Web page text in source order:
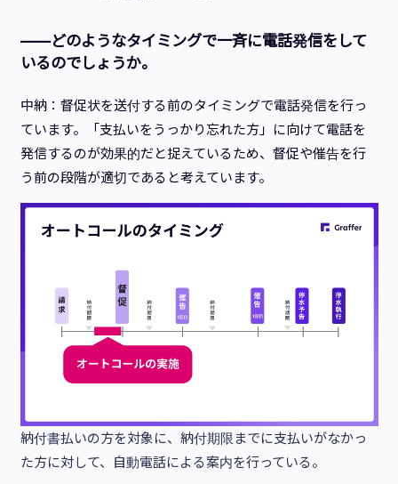
——どのようなタイミングで一斉に電話発信をして
いるのでしょうか。
中納：督促状を送付する前のタイミングで電話発信を行っ
ています。「支払いをうっかり忘れた方」に向けて電話を
発信するのが効果的だと捉えているため、督促や催告を行
う前の段階が適切であると考えています。
納付書払いの方を対象に、納付期限までに支払いがなかっ
た方に対して、自動電話による案内を行っている。